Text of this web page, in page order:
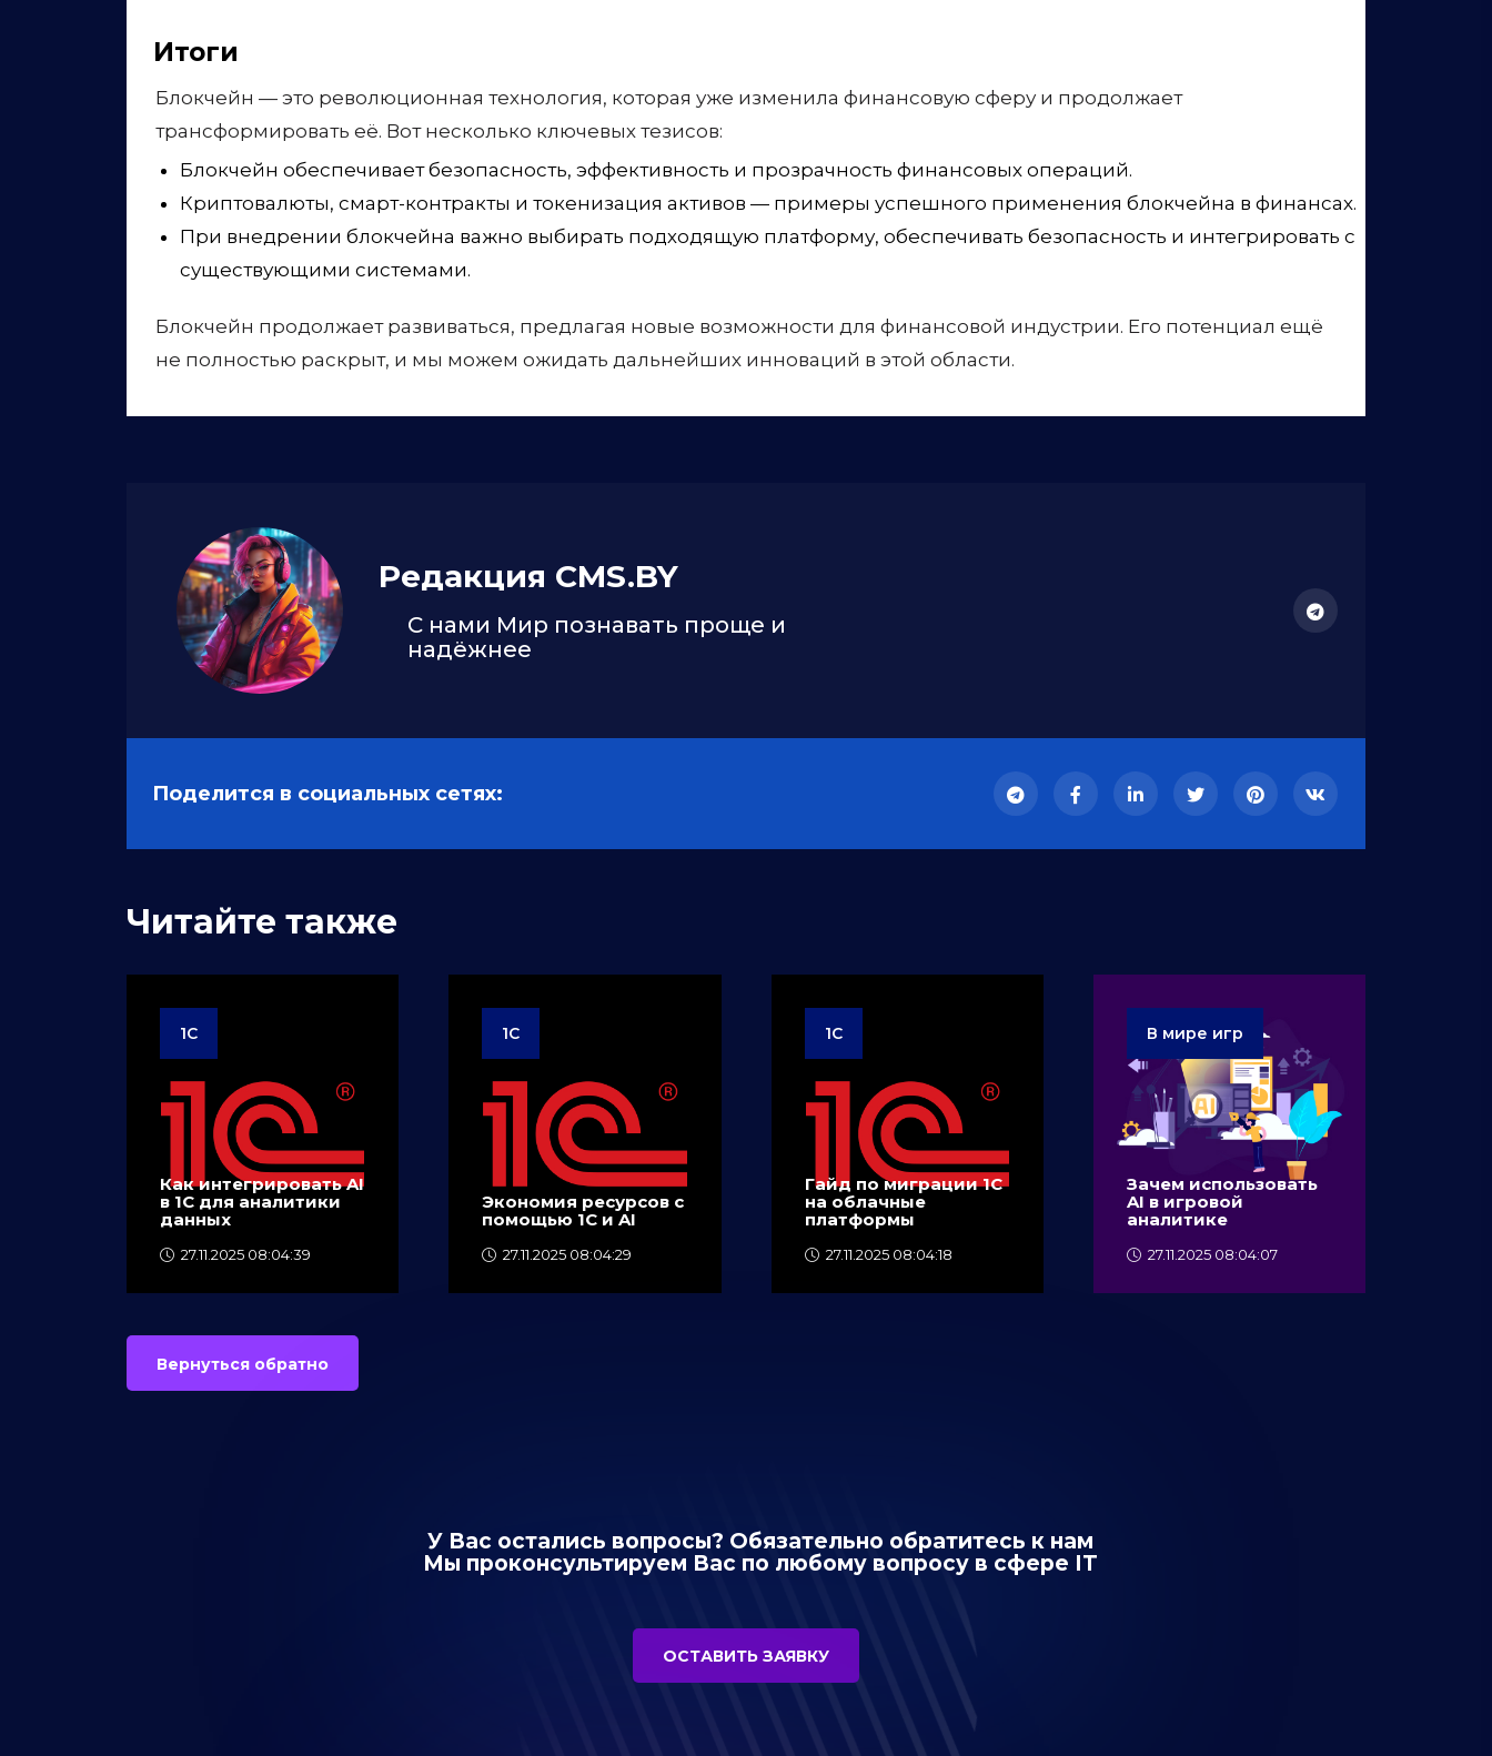
Итоги
Блокчейн — это революционная технология, которая уже изменила финансовую сферу и продолжает
трансформировать её. Вот несколько ключевых тезисов:
Блокчейн обеспечивает безопасность, эффективность и прозрачность финансовых операций.
Криптовалюты, смарт-контракты и токенизация активов — примеры успешного применения блокчейна в финансах.
При внедрении блокчейна важно выбирать подходящую платформу, обеспечивать безопасность и интегрировать с
существующими системами.
Блокчейн продолжает развиваться, предлагая новые возможности для финансовой индустрии. Его потенциал ещё
не полностью раскрыт, и мы можем ожидать дальнейших инноваций в этой области.
Редакция CMS.BY
С нами Мир познавать проще и
надёжнее
Поделится в социальных сетях:
Читайте также
1C
Как интегрировать AI
в 1C для аналитики
данных
27.11.2025 08:04:39
1C
Экономия ресурсов с
помощью 1C и AI
27.11.2025 08:04:29
1C
Гайд по миграции 1C
на облачные
платформы
27.11.2025 08:04:18
В мире игр
Зачем использовать
AI в игровой
аналитике
27.11.2025 08:04:07
Вернуться обратно
У Вас остались вопросы? Обязательно обратитесь к нам
Мы проконсультируем Вас по любому вопросу в сфере IT
ОСТАВИТЬ ЗАЯВКУ